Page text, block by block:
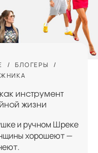
БЛОГЕРЫ
инструмент
жизни
и ручном Шреке
хорошеют —